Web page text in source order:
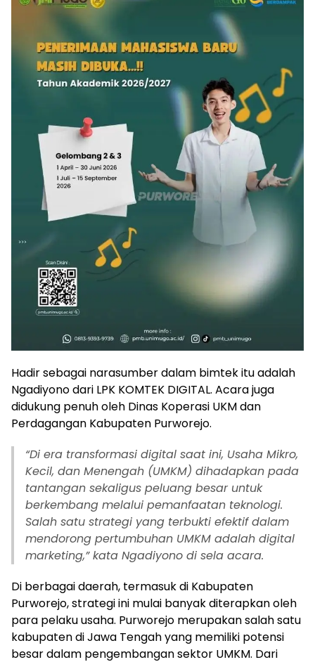
Hadir sebagai narasumber dalam bimtek itu adalah
Ngadiyono dari LPK KOMTEK DIGITAL. Acara juga
didukung penuh oleh Dinas Koperasi UKM dan
Perdagangan Kabupaten Purworejo.
“Di era transformasi digital saat ini, Usaha Mikro,
Kecil, dan Menengah (UMKM) dihadapkan pada
tantangan sekaligus peluang besar untuk
berkembang melalui pemanfaatan teknologi.
Salah satu strategi yang terbukti efektif dalam
mendorong pertumbuhan UMKM adalah digital
marketing,” kata Ngadiyono di sela acara.
Di berbagai daerah, termasuk di Kabupaten
Purworejo, strategi ini mulai banyak diterapkan oleh
para pelaku usaha. Purworejo merupakan salah satu
kabupaten di Jawa Tengah yang memiliki potensi
besar dalam pengembangan sektor UMKM. Dari